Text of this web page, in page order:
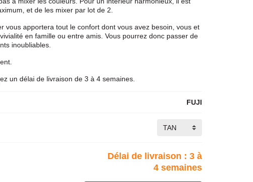
et de les mixer par lot de 2.
vous apportera tout le confort dont vous avez besoin, vous et
en famille ou entre amis. Vous pourrez donc passer de
inoubliables.
un délai de livraison de 3 à 4 semaines.
FUJI
Délai de livraison : 3 à
4 semaines